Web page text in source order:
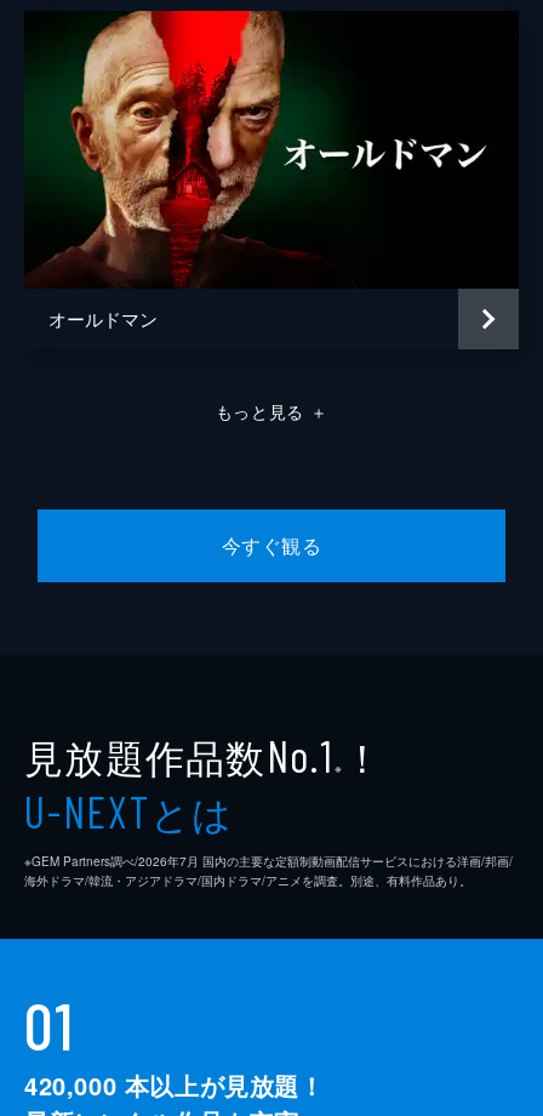
オールドマン
もっと見る ＋
今すぐ観る
見放題作品数No.1 ※ ！
U-NEXTとは
※GEM Partners調べ/2026年7⽉ 国内の主要な定額制動画配信サービスにおける洋画/邦画/
海外ドラマ/韓流・アジアドラマ/国内ドラマ/アニメを調査。別途、有料作品あり。
01
420,000 本以上が見放題！